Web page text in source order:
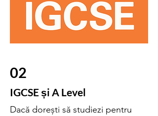
02
IGCSE și A Level
Dacă dorești să studiezi pentru